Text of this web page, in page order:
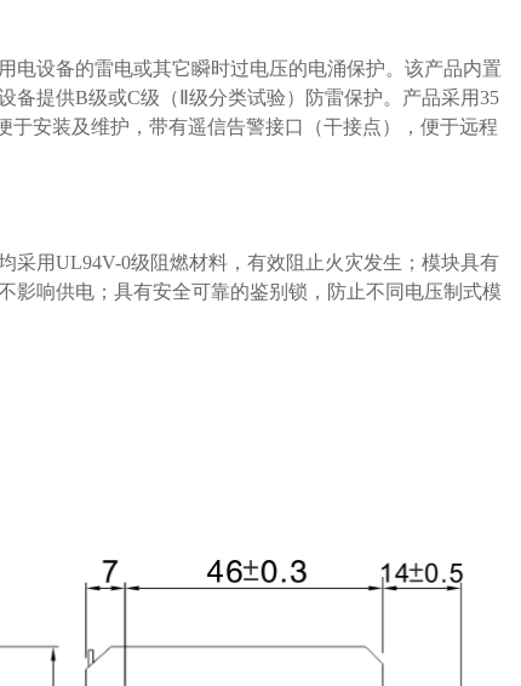
电设备的雷电或其它瞬时过电压的电涌保护。该产品内置
备提供B级或C级（Ⅱ级分类试验）防雷保护。产品采用35
安装及维护，带有遥信告警接口（干接点），便于远程
采用UL94V-0级阻燃材料，有效阻止火灾发生；模块具有
影响供电；具有安全可靠的鉴别锁，防止不同电压制式模